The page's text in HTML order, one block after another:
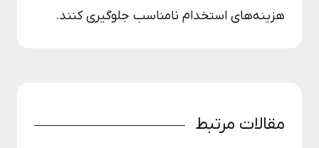
هزینه‌های استخدام نامناسب جلوگیری کنند.
مقالات مرتبط